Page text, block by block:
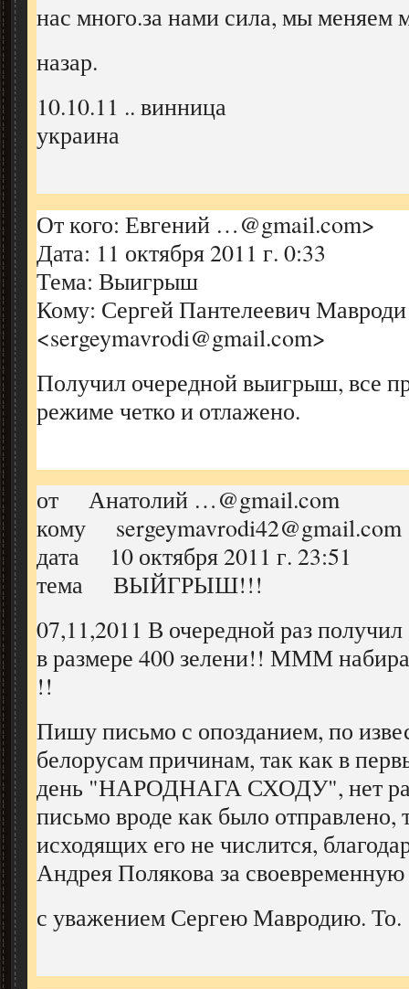
нас много.за нами сила, мы меняем
назар.
10.10.11 .. винница
украина
От кого: Евгений …@gmail.com>
Дата: 11 октября 2011 г. 0:33
Тема: Выигрыш
Кому: Сергей Пантелеевич Мавроди
<sergeymavrodi@gmail.com>
Получил очередной выигрыш, все
режиме четко и отлажено.
от Анатолий …@gmail.com
кому sergeymavrodi42@gmail.com
дата 10 октября 2011 г. 23:51
тема ВЫЙГРЫШ!!!
07,11,2011 В очередной раз
в размере 400 зелени!! МММ
!!
Пишу письмо с опозданием, по
белорусам причинам, так как в
день "НАРОДНАГА СХОДУ", нет
письмо вроде как было отправлено,
исходящих его не числится,
Андрея Полякова за
с уважением Сергею Мавродию.